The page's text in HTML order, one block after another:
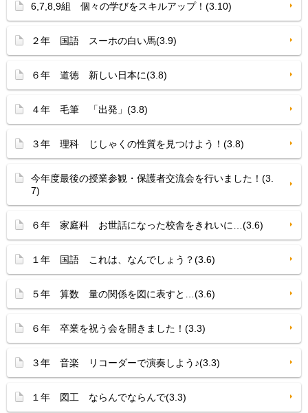
6,7,8,9組 個々の学びをスキルアップ！(3.10)
２年 国語 スーホの白い馬(3.9)
６年 道徳 新しい日本に(3.8)
４年 毛筆 「出発」(3.8)
３年 理科 じしゃくの性質を見つけよう！(3.8)
今年度最後の授業参観・保護者交流会を行いました！(3.
7)
６年 家庭科 お世話になった校舎をきれいに…(3.6)
１年 国語 これは、なんでしょう？(3.6)
５年 算数 量の関係を図に表すと…(3.6)
６年 卒業を祝う会を開きました！(3.3)
３年 音楽 リコーダーで演奏しよう♪(3.3)
１年 図工 ならんでならんで(3.3)